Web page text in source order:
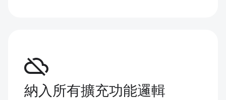
cloud_off
納入所有擴充功能邏輯